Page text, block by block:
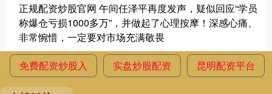
正规配资炒股官网 午间任泽平再度发声，疑似回应“学员
称爆仓亏损1000多万”，并做起了心理按摩！深感心痛、
非常惋惜，一定要对市场充满敬畏
免费配资炒股入 实盘炒股配资 昆明配资平台